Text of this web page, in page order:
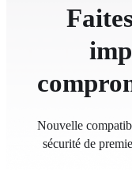
Nouvelle
sécurité de